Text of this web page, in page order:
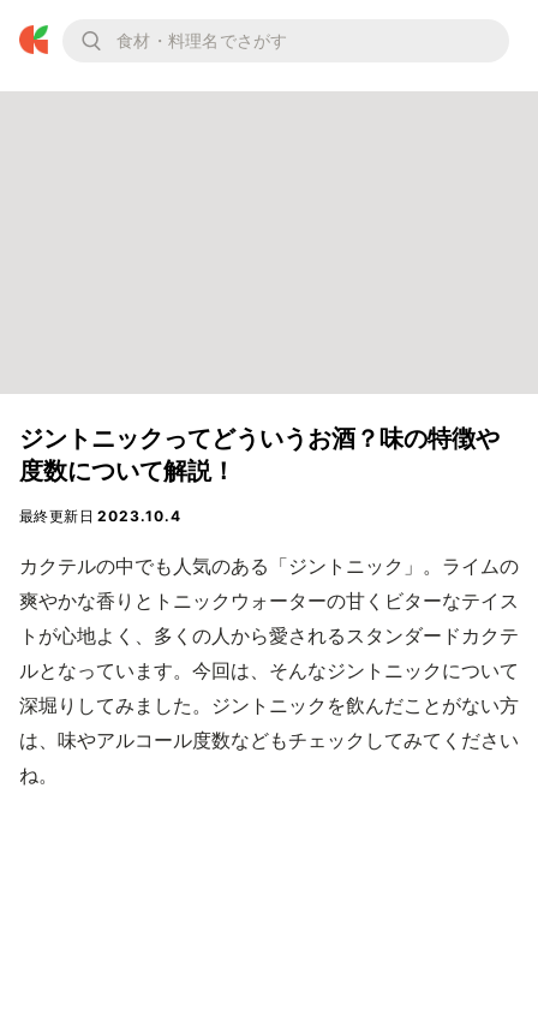
ジントニックってどういうお酒？味の特徴や
度数について解説！
最終更新日2023.10.4
カクテルの中でも人気のある「ジントニック」。ライムの
爽やかな香りとトニックウォーターの甘くビターなテイス
トが心地よく、多くの人から愛されるスタンダードカクテ
ルとなっています。今回は、そんなジントニックについて
深堀りしてみました。ジントニックを飲んだことがない方
は、味やアルコール度数などもチェックしてみてください
ね。